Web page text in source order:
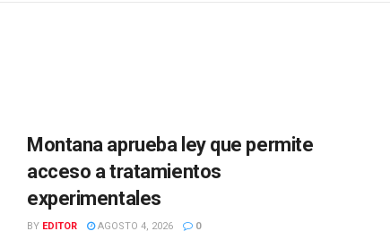
Montana aprueba ley que permite
acceso a tratamientos
experimentales
BY EDITOR AGOSTO 4, 2026 0